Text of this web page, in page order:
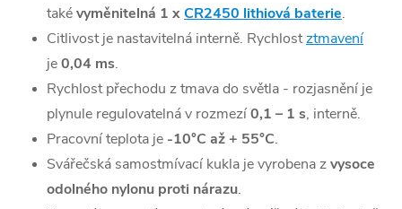
takévyměnitelná 1 xCR2450 lithiová baterie.
Citlivost je nastavitelná interně. Rychlostztmavení
je0,04 ms.
Rychlost přechodu z tmava do světla - rozjasnění je
plynule regulovatelná v rozmezí0,1 – 1 s, interně.
Pracovní teplota je -10°C až + 55°C.
Svářečská samostmívací kukla je vyrobena zvysoce
odolného nylonu proti nárazu.